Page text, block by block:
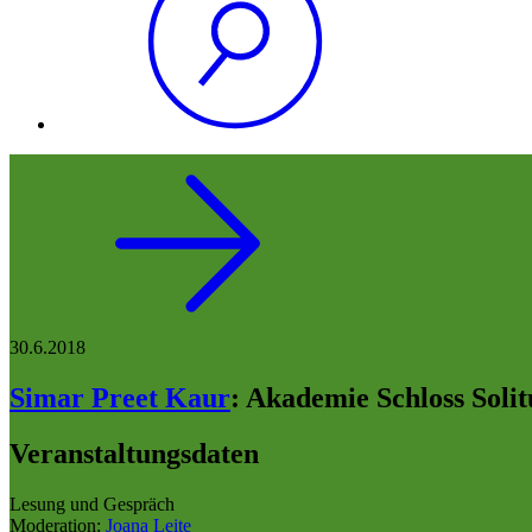
30.6.2018
Simar Preet Kaur: Akademie Schloss
Veranstaltungsdaten
Lesung und Gespräch
Moderation: Joana Leite